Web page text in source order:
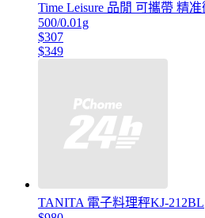
Time Leisure 品閒 可攜帶 精
500/0.01g
$307
$349
TANITA 電子料理秤KJ-212BL